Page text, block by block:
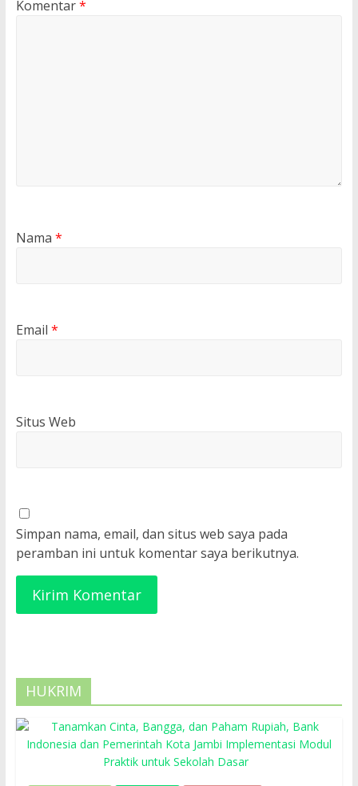
Komentar*
Nama *
Email *
Situs Web
Simpan nama, email, dan situs web saya pada
peramban ini untuk komentar saya berikutnya.
HUKRIM